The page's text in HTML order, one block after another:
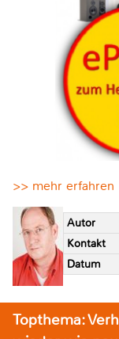
>> mehr erfahren
Autor
Kontakt
Datum
Topthema: